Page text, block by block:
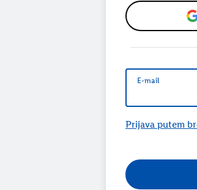
E-mail
E-mail
Prijava putem